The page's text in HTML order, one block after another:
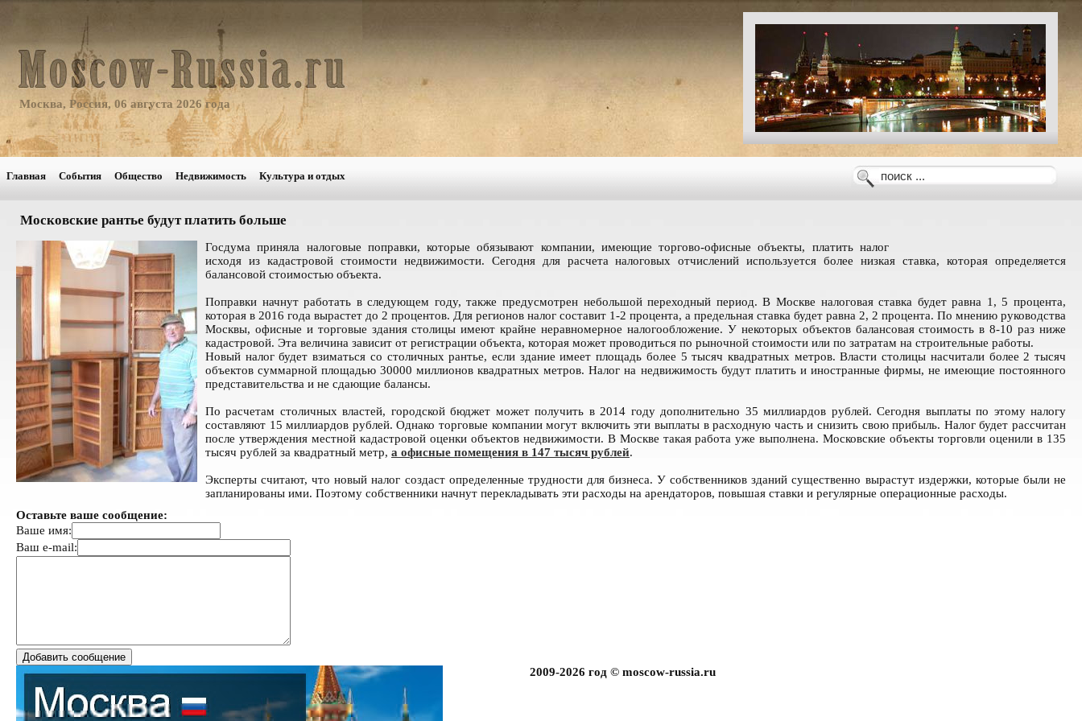
Москва, Россия, 06 августа 2026 года
Главная События Общество Недвижимость Культура и отдых
Московские рантье будут платить больше
Госдума приняла налоговые поправки, которые обязывают компании, имеющие торгово-офисные объекты, платить налог
исходя из кадастровой стоимости недвижимости. Сегодня для расчета налоговых отчислений используется более низкая ставка, которая определяется
балансовой стоимостью объекта.
Поправки начнут работать в следующем году, также предусмотрен небольшой переходный период. В Москве налоговая ставка будет равна 1, 5 процента,
которая в 2016 года вырастет до 2 процентов. Для регионов налог составит 1-2 процента, а предельная ставка будет равна 2, 2 процента. По мнению руководства
Москвы, офисные и торговые здания столицы имеют крайне неравномерное налогообложение. У некоторых объектов балансовая стоимость в 8-10 раз ниже
кадастровой. Эта величина зависит от регистрации объекта, которая может проводиться по рыночной стоимости или по затратам на строительные работы.
Новый налог будет взиматься со столичных рантье, если здание имеет площадь более 5 тысяч квадратных метров. Власти столицы насчитали более 2 тысяч
объектов суммарной площадью 30000 миллионов квадратных метров. Налог на недвижимость будут платить и иностранные фирмы, не имеющие постоянного
представительства и не сдающие балансы.
По расчетам столичных властей, городской бюджет может получить в 2014 году дополнительно 35 миллиардов рублей. Сегодня выплаты по этому налогу
составляют 15 миллиардов рублей. Однако торговые компании могут включить эти выплаты в расходную часть и снизить свою прибыль. Налог будет рассчитан
после утверждения местной кадастровой оценки объектов недвижимости. В Москве такая работа уже выполнена. Московские объекты торговли оценили в 135
тысяч рублей за квадратный метр, а офисные помещения в 147 тысяч рублей.
Эксперты считают, что новый налог создаст определенные трудности для бизнеса. У собственников зданий существенно вырастут издержки, которые были не
запланированы ими. Поэтому собственники начнут перекладывать эти расходы на арендаторов, повышая ставки и регулярные операционные расходы.
Оставьте ваше сообщение:
Ваше имя:
Ваш e-mail:
2009-2026 год © moscow-russia.ru